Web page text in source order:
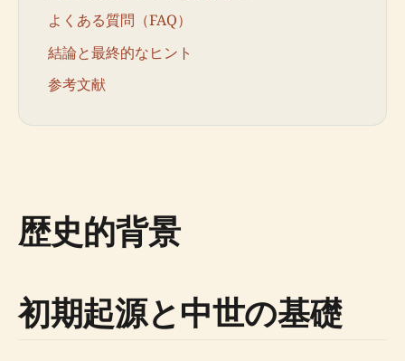
よくある質問（FAQ）
結論と最終的なヒント
参考文献
歴史的背景
初期起源と中世の基礎